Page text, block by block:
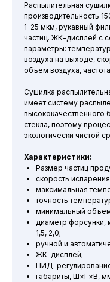
Распылительная
производительность
1-25 мкм, рукавный
частиц. ЖК-дисплей с
параметры:
воздуха на выходе,
объем воздуха,
Сушилка
имеет систему
высококачественного
стекла, поэтому
экологически чистой
Характеристики:
Размер частиц
скорость
максимальная
точность
минимальный
диаметр форсунки,
1,5, 2,0;
ручной и
ЖК-дисплей;
ПИД-
габариты, Ш×Г×В,